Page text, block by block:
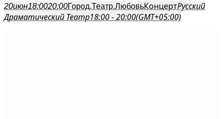
20июн18:0020:00Город.Театр.ЛюбовьКонцертРусский
Драматический Театр18:00 - 20:00(GMT+05:00)